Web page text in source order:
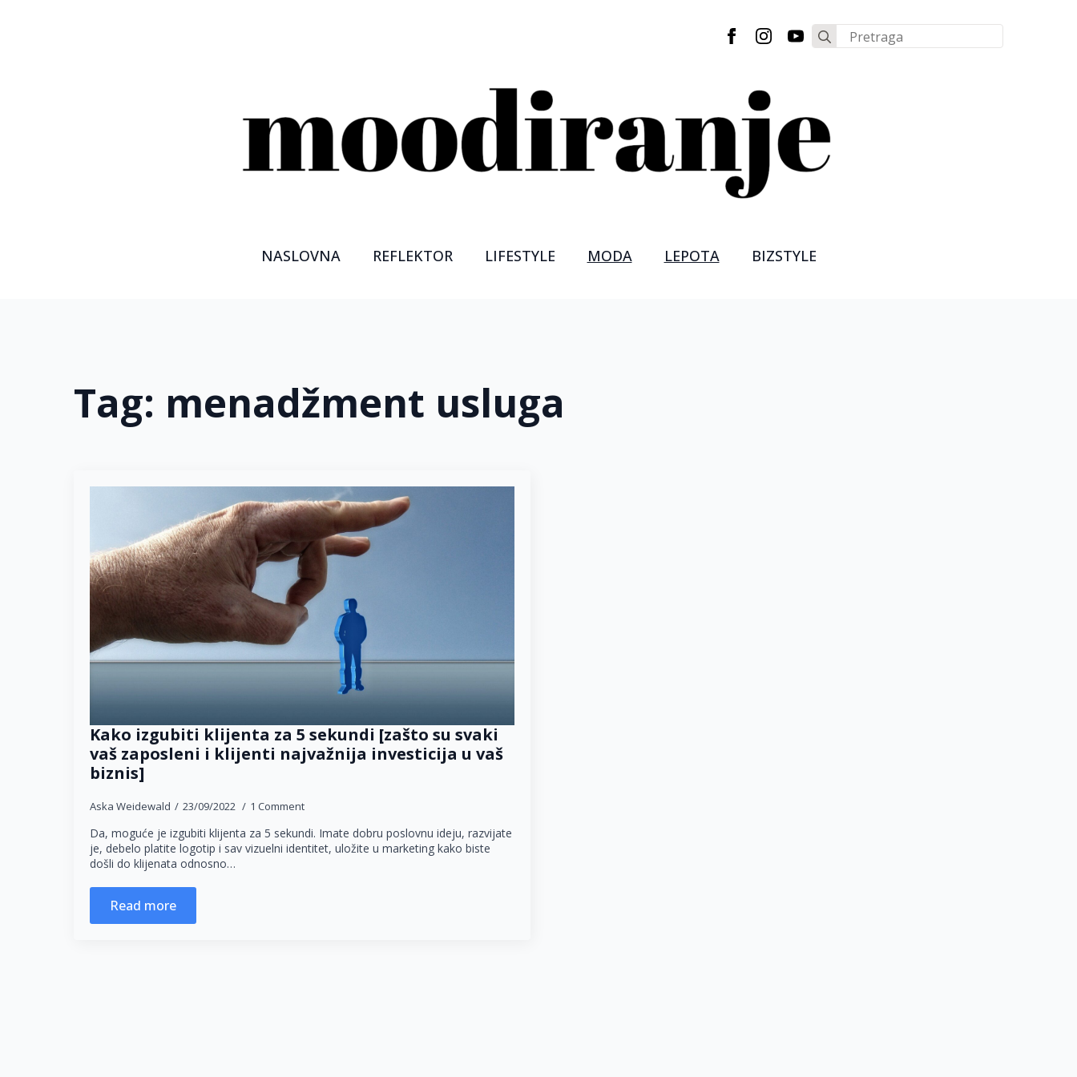
Search
for:
NASLOVNA REFLEKTOR LIFESTYLE MODA LEPOTA BIZSTYLE
Tag: menadžment usluga
Kako izgubiti klijenta za 5 sekundi [zašto su svaki
vaš zaposleni i klijenti najvažnija investicija u vaš
biznis]
Aska Weidewald 23/09/2022 1 Comment
Da, moguće je izgubiti klijenta za 5 sekundi. Imate dobru poslovnu ideju, razvijate
je, debelo platite logotip i sav vizuelni identitet, uložite u marketing kako biste
došli do klijenata odnosno…
Read more